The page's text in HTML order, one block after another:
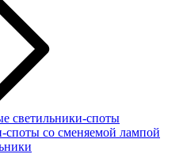
светильники-споты
споты со сменяемой лампой